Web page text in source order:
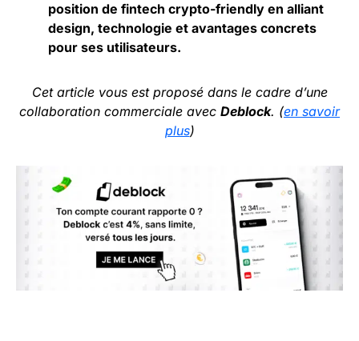
position de fintech crypto-friendly en alliant
design, technologie et avantages concrets
pour ses utilisateurs.
Cet article vous est proposé dans le cadre d’une
collaboration commerciale avec Deblock. (en savoir
plus)